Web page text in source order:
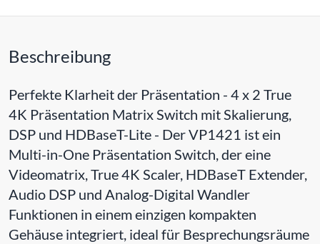
Beschreibung
Perfekte Klarheit der Präsentation - 4 x 2 True
4K Präsentation Matrix Switch mit Skalierung,
DSP und HDBaseT-Lite - Der VP1421 ist ein
Multi-in-One Präsentation Switch, der eine
Videomatrix, True 4K Scaler, HDBaseT Extender,
Audio DSP und Analog-Digital Wandler
Funktionen in einem einzigen kompakten
Gehäuse integriert, ideal für Besprechungsräume